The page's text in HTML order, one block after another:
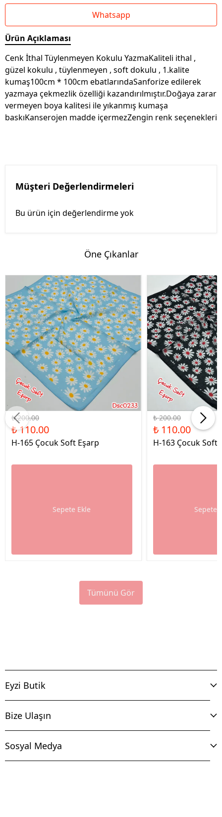
Whatsapp
Ürün Açıklaması
Cenk İthal Tüylenmeyen Kokulu YazmaKaliteli ithal ,
güzel kokulu , tüylenmeyen , soft dokulu , 1.kalite
kumaş100cm * 100cm ebatlarındaSanforize edilerek
yazmaya çekmezlik özelliği kazandırılmıştır.Doğaya zarar
vermeyen boya kalitesi ile yıkanmış kumaşa
baskıKanserojen madde içermezZengin renk seçenekleri
Müşteri Değerlendirmeleri
Bu ürün için değerlendirme yok
Öne Çıkanlar
%45 İndirim
₺ 200.00
₺ 110.00
H-165 Çocuk Soft Eşarp
Sepete Ekle
%45 İndirim
₺ 200.00
₺ 110.00
H-163 Çocuk Soft
Sepete
Tümünü Gör
Eyzi Butik
Bize Ulaşın
Sosyal Medya